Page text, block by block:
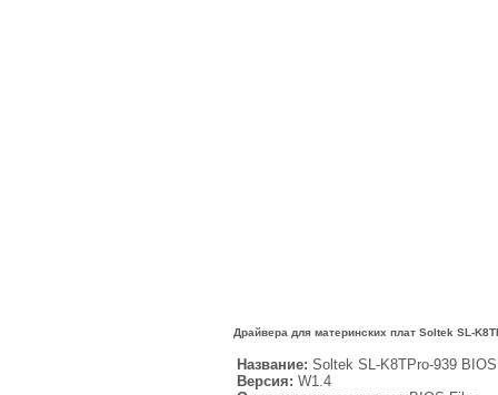
Драйвера для материнских плат Soltek SL-
Название: Soltek SL-K8TPro-939
Версия: W1.4